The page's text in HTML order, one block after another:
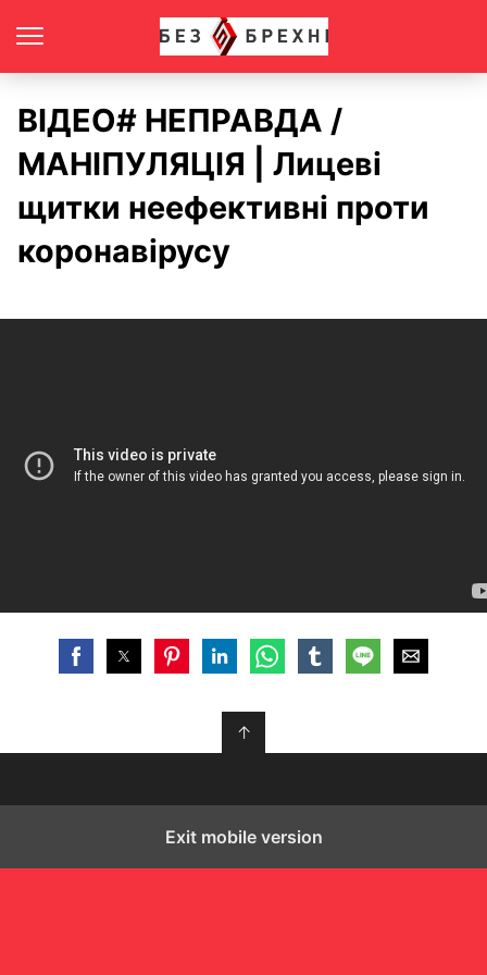
ВІДЕО# НЕПРАВДА /
МАНІПУЛЯЦІЯ | Лицеві
щитки неефективні проти
коронавірусу
↑
Exit mobile version